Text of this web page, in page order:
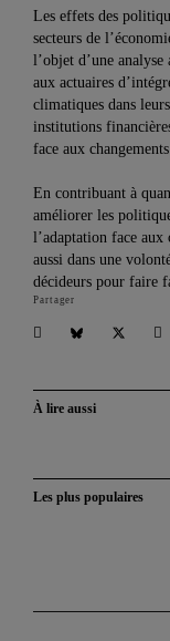
Les effets des
secteurs de
l’objet d’une
aux actuaires
climatiques dans
institutions
face aux
En contribuant à
améliorer les
l’adaptation face
aussi dans une
décideurs pour faire
Partager
À lire aussi
Les plus populaires